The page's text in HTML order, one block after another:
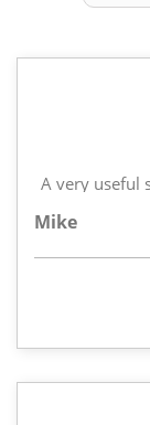
A very useful
Mike